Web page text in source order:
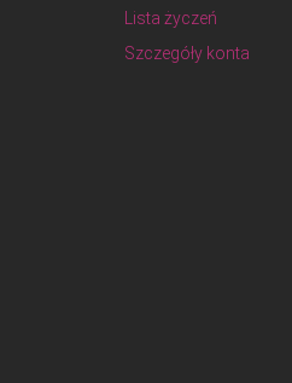
Lista życzeń
Szczegóły konta